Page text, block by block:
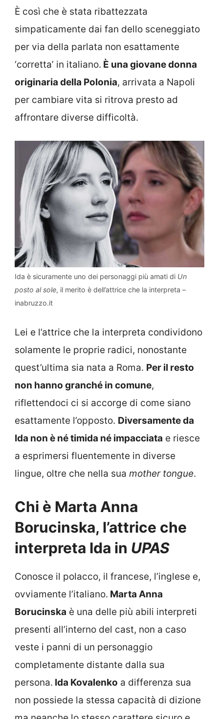
È così che è stata ribattezzata
simpaticamente dai fan dello sceneggiato
per via della parlata non esattamente
‘corretta’ in italiano. È una giovane donna
originaria della Polonia, arrivata a Napoli
per cambiare vita si ritrova presto ad
affrontare diverse difficoltà.
Ida è sicuramente uno dei personaggi più amati di Un
posto al sole, il merito è dell’attrice che la interpreta –
inabruzzo.it
Lei e l’attrice che la interpreta condividono
solamente le proprie radici, nonostante
quest’ultima sia nata a Roma. Per il resto
non hanno granché in comune,
riflettendoci ci si accorge di come siano
esattamente l’opposto. Diversamente da
Ida non è né timida né impacciata e riesce
a esprimersi fluentemente in diverse
lingue, oltre che nella sua mother tongue.
Chi è Marta Anna
Borucinska, l’attrice che
interpreta Ida in UPAS
Conosce il polacco, il francese, l’inglese e,
ovviamente l’italiano. Marta Anna
Borucinska è una delle più abili interpreti
presenti all’interno del cast, non a caso
veste i panni di un personaggio
completamente distante dalla sua
persona. Ida Kovalenko a differenza sua
non possiede la stessa capacità di dizione